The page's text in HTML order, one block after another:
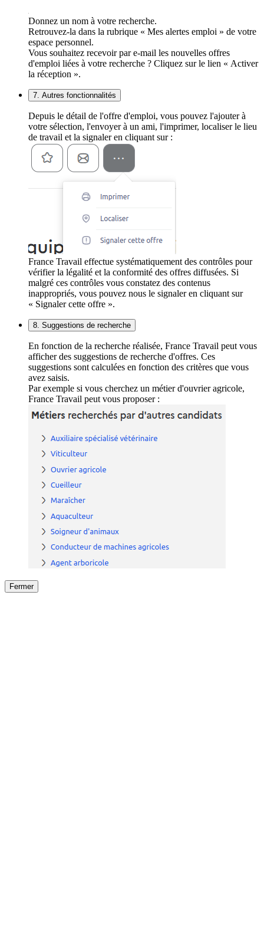
Donnez un nom à votre recherche.
Retrouvez-la dans la rubrique « Mes alertes emploi » de votre
espace personnel.
Vous souhaitez recevoir par e-mail les nouvelles offres
d'emploi liées à votre recherche ? Cliquez sur le lien « Activer
la réception ».
7. Autres fonctionnalités
Depuis le détail de l'offre d'emploi, vous pouvez l'ajouter à
votre sélection, l'envoyer à un ami, l'imprimer, localiser le lieu
de travail et la signaler en cliquant sur :
France Travail effectue systématiquement des contrôles pour
vérifier la légalité et la conformité des offres diffusées. Si
malgré ces contrôles vous constatez des contenus
inappropriés, vous pouvez nous le signaler en cliquant sur
« Signaler cette offre ».
8. Suggestions de recherche
En fonction de la recherche réalisée, France Travail peut vous
afficher des suggestions de recherche d'offres. Ces
suggestions sont calculées en fonction des critères que vous
avez saisis.
Par exemple si vous cherchez un métier d'ouvrier agricole,
France Travail peut vous proposer :
Fermer